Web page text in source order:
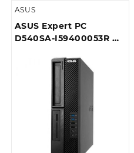
ASUS
ASUS Expert PC
D540SA-I59400053R 商